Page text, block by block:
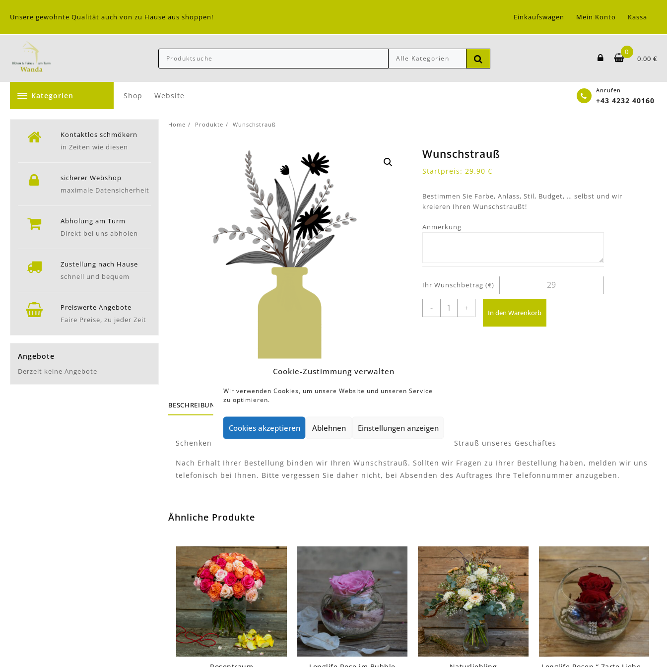
Cookie-Zustimmung verwalten
Wir verwenden Cookies, um unsere Website und unseren Service
zu optimieren.
Cookies akzeptieren Ablehnen Einstellungen anzeigen
Unsere gewohnte Qualität auch von zu Hause aus shoppen! Einkaufswagen Mein Konto Kassa
0
0.00 €
Kategorien Shop Website
Anrufen
+43 4232 40160
Kontaktlos schmökern
in Zeiten wie diesen
sicherer Webshop
maximale Datensicherheit
Abholung am Turm
Direkt bei uns abholen
Zustellung nach Hause
schnell und bequem
Preiswerte Angebote
Faire Preise, zu jeder Zeit
Angebote
Derzeit keine Angebote
Home Produkte Wunschstrauß
Wunschstrauß
Startpreis: 29.90 €
Bestimmen Sie Farbe, Anlass, Stil, Budget, … selbst und wir
kreieren Ihren Wunschstraußt!
Anmerkung
Ihr Wunschbetrag (€)
-
Wunschstrauß
+
In den Warenkorb
BESCHREIBUNG
Schenken Sie Freude, farbenfrohes, blumiges, dekoratives, … mit einem Strauß unseres Geschäftes
Nach Erhalt Ihrer Bestellung binden wir Ihren Wunschstrauß. Sollten wir Fragen zu Ihrer Bestellung haben, melden wir uns
telefonisch bei Ihnen. Bitte vergessen Sie daher nicht, bei Absenden des Auftrages Ihre Telefonnummer anzugeben.
Ähnliche Produkte